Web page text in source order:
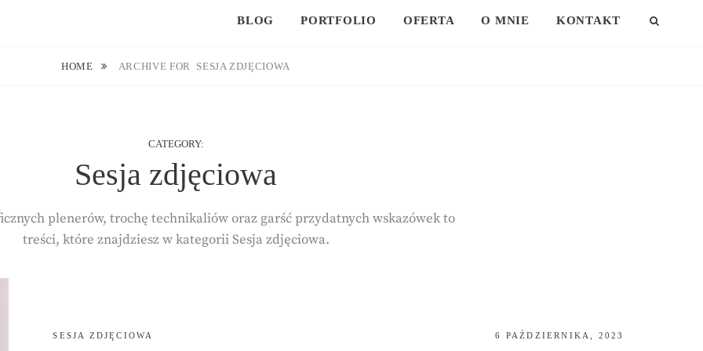
BLOG PORTFOLIO OFERTA O MNIE KONTAKT
HOME ARCHIVE FOR SESJA ZDJĘCIOWA
CATEGORY:
Sesja zdjęciowa
plenerów, trochę technikaliów oraz garść przydatnych wskazówek to
treści, które znajdziesz w kategorii Sesja zdjęciowa.
CATEGORIES:
SESJA ZDJĘCIOWA
POSTED
6 PAŹDZIERNIKA, 2023